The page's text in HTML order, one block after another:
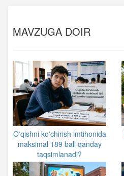
MAVZUGA DOIR
O‘qishni ko‘chirish imtihonida
maksimal 189 ball qanday
taqsimlanadi?